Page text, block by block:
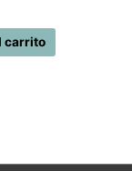
carrito